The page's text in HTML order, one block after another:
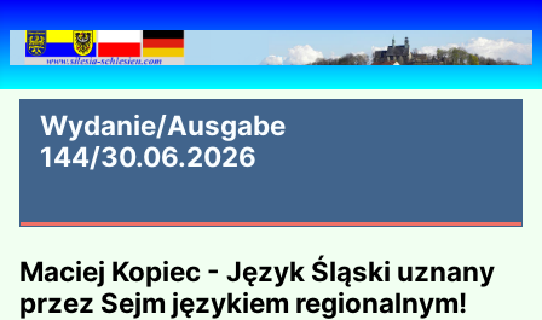
Wydanie/Ausgabe
144/30.06.2026
Maciej Kopiec - Język Śląski uznany
przez Sejm językiem regionalnym!